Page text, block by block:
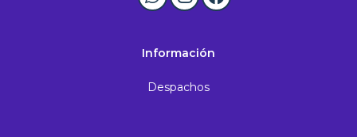
Información
Despachos